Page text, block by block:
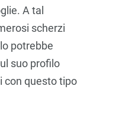
A tal
scherzi
potrebbe
suo profilo
con questo tipo